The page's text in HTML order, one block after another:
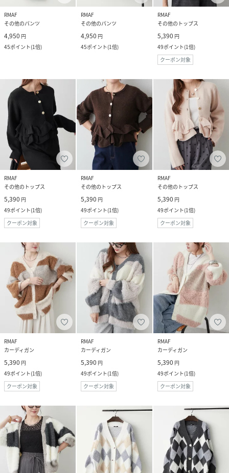
RMAF
その他のパンツ
4,950 円
45ポイント(1倍)
RMAF
その他のパンツ
4,950 円
45ポイント(1倍)
RMAF
その他のトップス
5,390 円
49ポイント(1倍)
クーポン対象
RMAF
その他のトップス
5,390 円
49ポイント(1倍)
クーポン対象
RMAF
その他のトップス
5,390 円
49ポイント(1倍)
クーポン対象
RMAF
その他のトップス
5,390 円
49ポイント(1倍)
クーポン対象
RMAF
カーディガン
5,390 円
49ポイント(1倍)
クーポン対象
RMAF
カーディガン
5,390 円
49ポイント(1倍)
クーポン対象
RMAF
カーディガン
5,390 円
49ポイント(1倍)
クーポン対象